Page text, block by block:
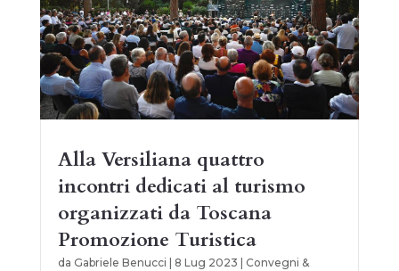
Alla Versiliana quattro
incontri dedicati al turismo
organizzati da Toscana
Promozione Turistica
da Gabriele Benucci 8 Lug 2023
Convegni &